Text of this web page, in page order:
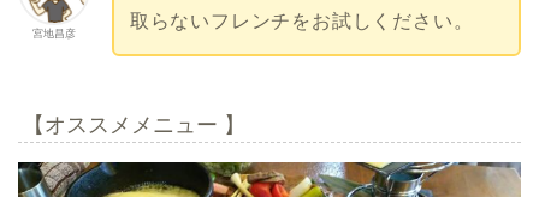
宮地昌彦
取らないフレンチをお試しください。
【オススメメニュー 】